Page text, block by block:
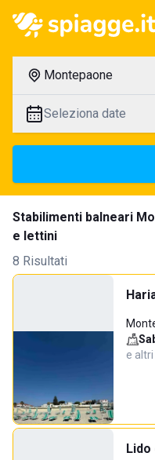
Montepaone
Seleziona date
Stabilimenti balneari
e lettini
8 Risultati
e altri
Lido